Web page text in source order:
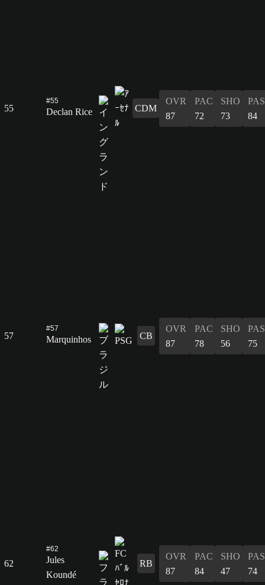
55
#55
Declan Rice CDM
OVR
87
PAC
72
SHO
73
PAS
84
57
#57
Marquinhos CB
OVR
87
PAC
78
SHO
56
PAS
75
62
#62
Jules
Koundé
RB
OVR
87
PAC
84
SHO
47
PAS
74